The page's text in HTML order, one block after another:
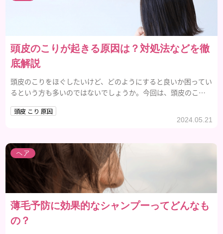
頭皮のこりが起きる原因は？対処法などを徹
底解説
頭皮のこりをほぐしたいけど、どのようにすると良いか困ってい
るという方も多いのではないでしょうか。今回は、頭皮のこり
ひ参考にしてみてください。
頭皮 こり 原因
2024.05.21
ヘア
薄毛予防に効果的なシャンプーってどんなも
の？